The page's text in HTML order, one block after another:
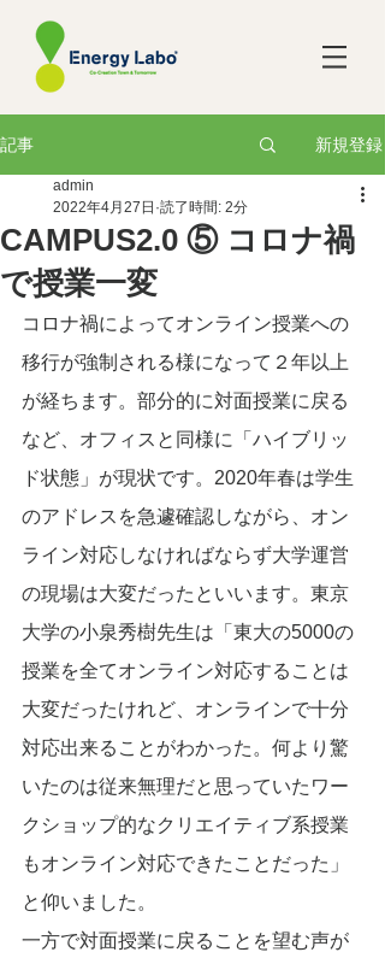
記事 新規登録
CAMPUS2.0 ⑤ コロナ禍
で授業一変
admin
2022年4月27日 読了時間: 2分
コロナ禍によってオンライン授業への
移行が強制される様になって２年以上
が経ちます。部分的に対面授業に戻る
など、オフィスと同様に「ハイブリッ
ド状態」が現状です。2020年春は学生
のアドレスを急遽確認しながら、オン
ライン対応しなければならず大学運営
の現場は大変だったといいます。東京
大学の小泉秀樹先生は「東大の5000の
授業を全てオンライン対応することは
大変だったけれど、オンラインで十分
対応出来ることがわかった。何より驚
いたのは従来無理だと思っていたワー
クショップ的なクリエイティブ系授業
もオンライン対応できたことだった」
と仰いました。
一方で対面授業に戻ることを望む声が